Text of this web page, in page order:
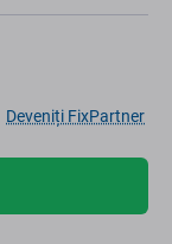
Deveniți FixPartner